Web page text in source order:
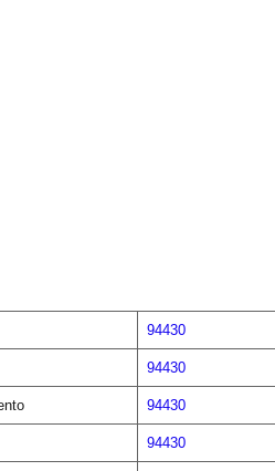
94430
94430
94430
94430